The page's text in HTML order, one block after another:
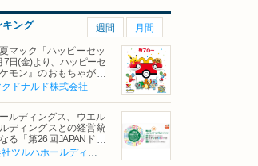
キング 週間 月間
マック「ハッピーセッ
7日(金)より、ハッピーセ
モン』のおもちゃが期
クドナルド株式会社
ルディングス、ウエル
ディングスとの経営統
る「第26回JAPANドラ
ショー」に出展
株式会社ツルハホールディングス